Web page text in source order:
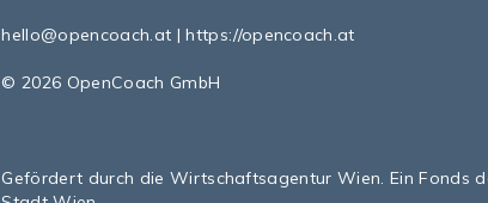
hello@opencoach.at |https://opencoach.at
© 2026 OpenCoach GmbH
Gefördert durch die Wirtschaftsagentur Wien. Ein Fonds